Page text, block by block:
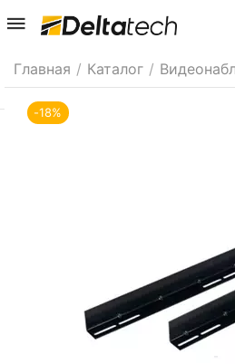
Главная / Каталог /
-18%